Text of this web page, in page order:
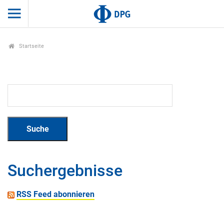
Startseite
Suchergebnisse
RSS Feed abonnieren